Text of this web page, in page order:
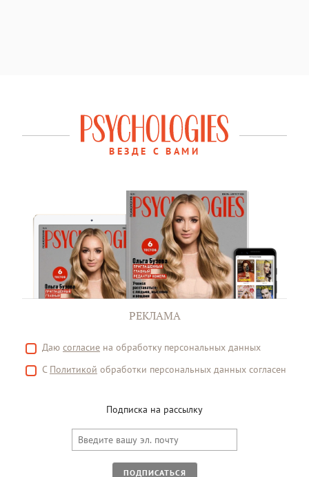
ВЕЗДЕ С ВАМИ
РЕКЛАМА
Даю согласие на обработку персональных данных
С Политикой обработки персональных данных согласен
Подписка на рассылку
ПОДПИСАТЬСЯ